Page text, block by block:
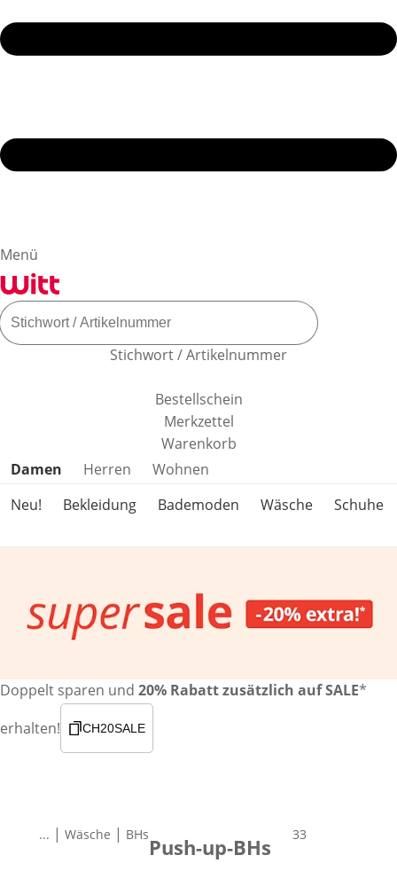
Menü
Stichwort / Artikelnummer
Bestellschein
Merkzettel
Warenkorb
Produktkategorien überspringen
Damen Herren
Wohnen
Neu!
Bekleidung Bademoden Wäsche Schuhe
Doppelt sparen und 20% Rabatt zusätzlich auf SALE*
erhalten!
CH20SALE
... | Wäsche | BHsPush-up-BHs Produkte
33